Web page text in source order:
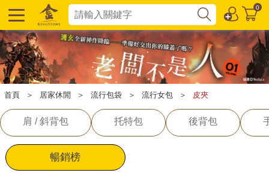
0
首頁 ＞ 居家休閒 ＞ 流行包袋 ＞ 流行女包 ＞ 皮夾
肩 / 斜背包 托特包 後背包
暢銷榜